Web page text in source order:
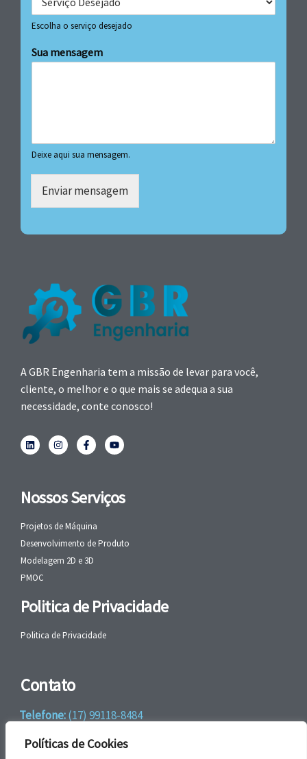
Políticas de Cookies
Escolha o serviço desejado
Sua mensagem
Deixe aqui sua mensagem.
Enviar mensagem
A GBR Engenharia tem a missão de levar para você,
cliente, o melhor e o que mais se adequa a sua
necessidade, conte conosco!
Nossos Serviços
Projetos de Máquina
Desenvolvimento de Produto
Modelagem 2D e 3D
PMOC
Politica de Privacidade
Politica de Privacidade
Contato
Telefone:(17) 99118-8484
WhatsApp:+55 (17) 99118-8484